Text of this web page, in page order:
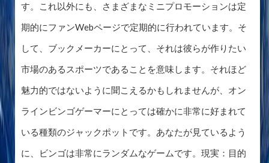
す。これ以外にも、さまざまなミニプロモーションは定
期的にファンWebページで定期的に行われています。そ
して、ブックメーカーにとって、それは彼らが作りたい
市場のあるスポーツであることを意味します。それほど
魅力的ではないように聞こえるかもしれませんが、オン
ラインビンゴゲーマーにとっては確かに非常に好まれて
いる種類のジャックポットです。あなたが見ているよう
に、ビンゴは非常にランダムなゲームです。現実：目的